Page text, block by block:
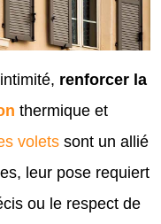
renforcer la
thermique et
volets sont un allié
leur pose requiert
ou le respect de